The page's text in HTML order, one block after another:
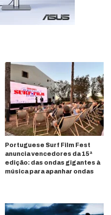
Portuguese Surf Film Fest
anuncia vencedores da 15ª
edição: das ondas gigantes à
música para apanhar ondas